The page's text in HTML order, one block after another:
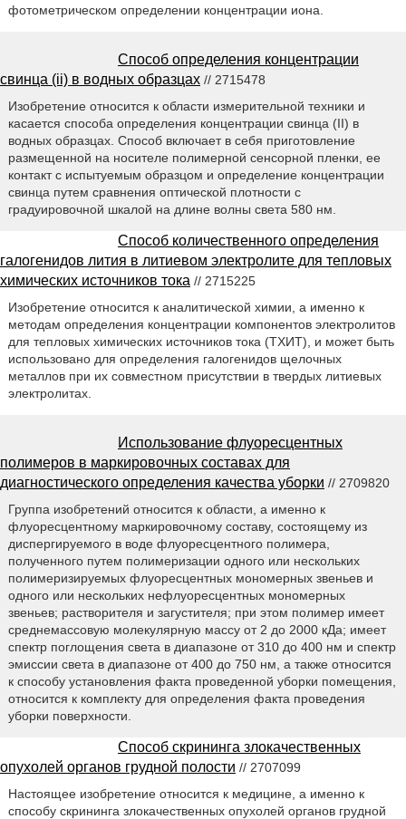
фотометрическом определении концентрации иона.
Способ определения концентрации
свинца (ii) в водных образцах // 2715478
Изобретение относится к области измерительной техники и
касается способа определения концентрации свинца (II) в
водных образцах. Способ включает в себя приготовление
размещенной на носителе полимерной сенсорной пленки, ее
контакт с испытуемым образцом и определение концентрации
свинца путем сравнения оптической плотности с
градуировочной шкалой на длине волны света 580 нм.
Способ количественного определения
галогенидов лития в литиевом электролите для тепловых
химических источников тока // 2715225
Изобретение относится к аналитической химии, а именно к
методам определения концентрации компонентов электролитов
для тепловых химических источников тока (ТХИТ), и может быть
использовано для определения галогенидов щелочных
металлов при их совместном присутствии в твердых литиевых
электролитах.
Использование флуоресцентных
полимеров в маркировочных составах для
диагностического определения качества уборки // 2709820
Группа изобретений относится к области, а именно к
флуоресцентному маркировочному составу, состоящему из
диспергируемого в воде флуоресцентного полимера,
полученного путем полимеризации одного или нескольких
полимеризируемых флуоресцентных мономерных звеньев и
одного или нескольких нефлуоресцентных мономерных
звеньев; растворителя и загустителя; при этом полимер имеет
среднемассовую молекулярную массу от 2 до 2000 кДа; имеет
спектр поглощения света в диапазоне от 310 до 400 нм и спектр
эмиссии света в диапазоне от 400 до 750 нм, а также относится
к способу установления факта проведенной уборки помещения,
относится к комплекту для определения факта проведения
уборки поверхности.
Способ скрининга злокачественных
опухолей органов грудной полости // 2707099
Настоящее изобретение относится к медицине, а именно к
способу скрининга злокачественных опухолей органов грудной